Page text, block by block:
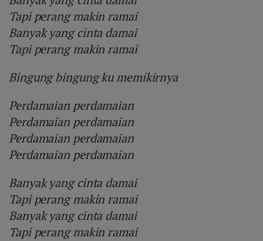
Tapi perang makin ramai
Banyak yang cinta damai
Tapi perang makin ramai
Bingung bingung ku memikirnya
Perdamaian perdamaian
Perdamaian perdamaian
Perdamaian perdamaian
Perdamaian perdamaian
Banyak yang cinta damai
Tapi perang makin ramai
Banyak yang cinta damai
Tapi perang makin ramai